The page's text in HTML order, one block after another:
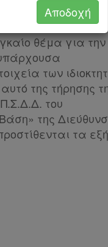
και Τροφίμων
θέμα για την
των
της τήρησης
του
της
τα
Αποδοχή